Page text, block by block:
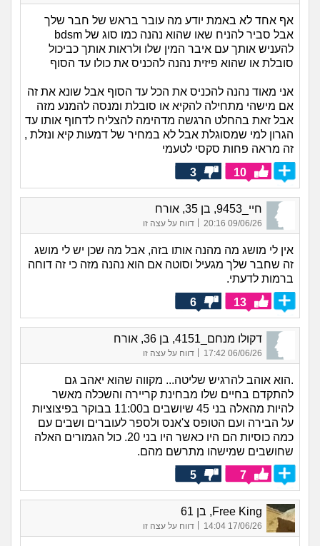
אף אחד לא באמת יודע מה עובר בראש של חבר שלך
אבל סביר להניח שאו שהוא נהנה כמו סוג של bdsm
להעניש אותך עם איבר המין שלו ולראות אותך כביכול
סובלת או שהוא פיזית נהנה להכניס את כולו עד הסוף
אני מאוד נהנה להכניס את הכל עד הסוף אבל שונא את זה
אם מישהי מתחילה להקיא או סובלת ומנסה להמנע מזה
אבל זאת בהחלט הרגשה מדהימה להצליח לדחוף אותו עד
הגרון למי שמסוגלת אבל לא במחיר של דמעות קיא ונזלת ,
זה מראה פחות סקסי לטעמי
10
3
חיי_9453, בן 35, אורח
09/06/26 20:16
| דווח על עצה זו
אין לי מושג מה מהנה אותו בזה, אבל מה שכן יש לי מושג
זה שחבר שלך מגעיל וסוטה אם הוא נהנה מזה כי זה דוחה
ברמות לדעתי.
13
6
דקולו מנחם_4151, בן 36, אורח
06/06/26 17:42 דווח על עצה זו
.הוא אוהב להרגיש שליטה... מקווה שהוא יאהב גם
להתקדם בחיים שלו מבחינת קריירה והשכלה מאשר
להיות מהאלה בני 45 שיושבים ב11:00 בבוקר בפיצוציות
על הבירה ועם הטופס צ'אנס ולספר לעוברים ושבים עם
כמה כוסיות הם היו כאשר היו בני 20. כול הגמורים האלה
שחושבים שמישהו מתרשם מהם.
7
5
Free King, בן 61
17/06/26 14:04 דווח על עצה זו